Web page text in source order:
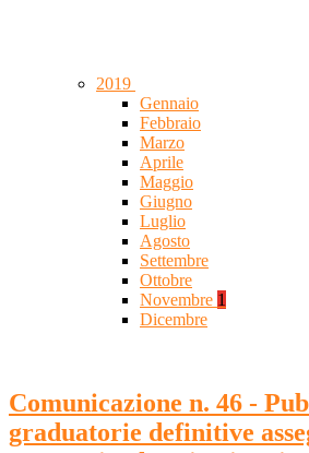
2019
Gennaio
Febbraio
Marzo
Aprile
Maggio
Giugno
Luglio
Agosto
Settembre
Ottobre
Novembre 1
Dicembre
Comunicazione n. 46 -
graduatorie definitive